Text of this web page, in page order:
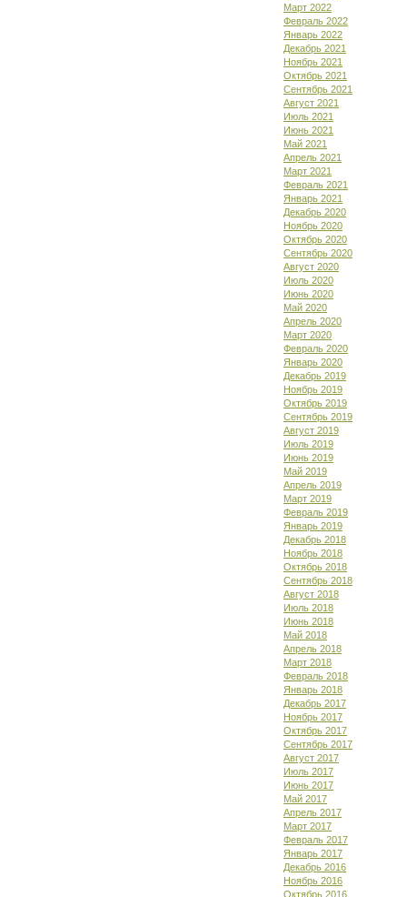
Март 2022
Февраль 2022
Январь 2022
Декабрь 2021
Ноябрь 2021
Октябрь 2021
Сентябрь 2021
Август 2021
Июль 2021
Июнь 2021
Май 2021
Апрель 2021
Март 2021
Февраль 2021
Январь 2021
Декабрь 2020
Ноябрь 2020
Октябрь 2020
Сентябрь 2020
Август 2020
Июль 2020
Июнь 2020
Май 2020
Апрель 2020
Март 2020
Февраль 2020
Январь 2020
Декабрь 2019
Ноябрь 2019
Октябрь 2019
Сентябрь 2019
Август 2019
Июль 2019
Июнь 2019
Май 2019
Апрель 2019
Март 2019
Февраль 2019
Январь 2019
Декабрь 2018
Ноябрь 2018
Октябрь 2018
Сентябрь 2018
Август 2018
Июль 2018
Июнь 2018
Май 2018
Апрель 2018
Март 2018
Февраль 2018
Январь 2018
Декабрь 2017
Ноябрь 2017
Октябрь 2017
Сентябрь 2017
Август 2017
Июль 2017
Июнь 2017
Май 2017
Апрель 2017
Март 2017
Февраль 2017
Январь 2017
Декабрь 2016
Ноябрь 2016
Октябрь 2016